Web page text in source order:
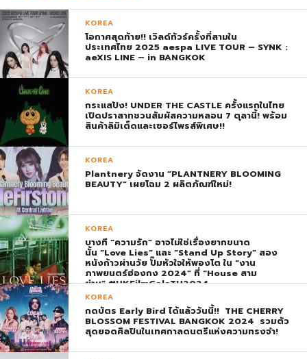
KOREA
โอกาศสุดท้าย!! เวิลด์ทัวร์ครั้งที่สามใน
ประเทศไทย 2025 aespa LIVE TOUR – SYNK :
aeXIS LINE – in BANGKOK
KOREA
กระแสปัง! UNDER THE CASTLE ครั้งแรกในไทย
เปิดปราสาทชวนสัมผัสความหลอน 7 ตุลานี้! พร้อม
สินค้าลิมิเต็ดและเซอร์ไพรส์พิเศษ!!
KOREA
Plantnery จัดงาน “PLANTNERY BLOOMING
BEAUTY” เผยโฉม 2 ผลิตภัณฑ์ใหม่!
KOREA
บางที “ความรัก” อาจไม่ใช่เรื่องยากขนาด
นั้น “Love Lies” และ “Stand Up Story” สอง
หนังก้าวผ่านวัย ปั๊มหัวใจให้พองโต ใน “งาน
ภาพยนตร์ฮ่องกง 2024” ที่ “House สาม
ย่าน” #HKFilmGalaTH2024
KOREA
กดบัตร Early Bird ได้แล้ววันนี้!! THE CHERRY
BLOSSOM FESTIVAL BANGKOK 2024 รวมตัว
สุดยอดศิลปินในเทศกาลดนตรีแห่งความทรงจำ!